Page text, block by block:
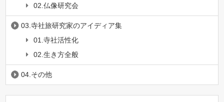
02.仏像研究会
03.寺社旅研究家のアイディア集
01.寺社活性化
02.生き方全般
04.その他